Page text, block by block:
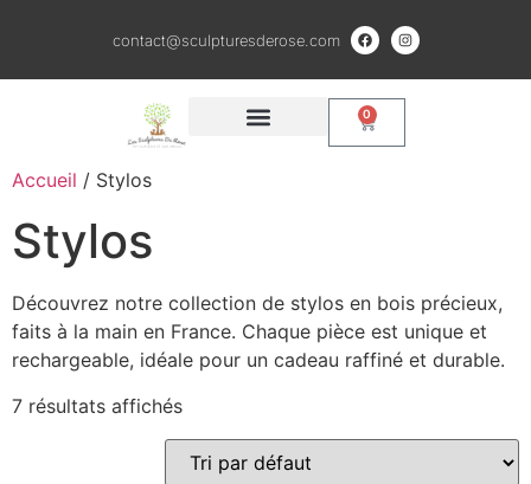
contact@sculpturesderose.com
0
Accueil / Stylos
Stylos
Découvrez notre collection de stylos en bois précieux,
faits à la main en France. Chaque pièce est unique et
rechargeable, idéale pour un cadeau raffiné et durable.
7 résultats affichés